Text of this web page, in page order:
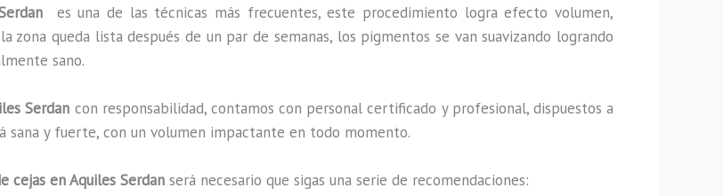
es una de las técnicas más frecuentes, este procedimiento logra efecto volumen,
queda lista después de un par de semanas, los pigmentos se van suavizando logrando
sano.
Serdan con responsabilidad, contamos con personal certificado y profesional, dispuestos a
sana y fuerte, con un volumen impactante en todo momento.
cejas en Aquiles Serdan será necesario que sigas una serie de recomendaciones: